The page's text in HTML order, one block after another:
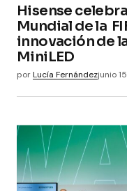
Hisense
Mundial de la
innovación de
MiniLED
porLucía Fernándezjunio